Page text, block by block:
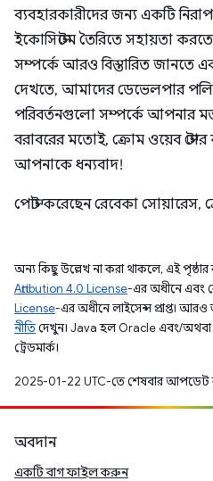
ব্যবহারকারীদের জন্য একটি
ইকোসিস্টেম তৈরিতে সহায়তা
সম্পর্কে আরও বিস্তারিত জানতে
দেখতে, আমাদের ডেভেলপার
পরিবর্তনগুলো সম্পর্কে আপনার
বরাবরের মতোই, ক্রোম ওয়েব
আপনাকে ধন্যবাদ!
পোস্ট করেছেন রেবেকা সোয়ারেস,
অন্য কিছু উল্লেখ না করা থাকলে, এই পৃষ্ঠার
Attribution 4.0 License-এর অধীনে এবং
License-এর অধীনে লাইসেন্স প্রাপ্ত। আরও
নীতিদেখুন। Java হল Oracle এবং/অথবা
ট্রেডমার্ক।
2025-01-22 UTC-তে শেষবার আপডেট
অবদান
একটি বাগ ফাইল করুন